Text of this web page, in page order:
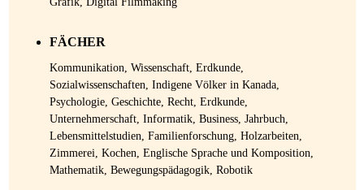
FÄCHER
Kommunikation, Wissenschaft, Erdkunde,
Sozialwissenschaften, Indigene Völker in Kanada,
Psychologie, Geschichte, Recht, Erdkunde,
Unternehmerschaft, Informatik, Business, Jahrbuch,
Lebensmittelstudien, Familienforschung, Holzarbeiten,
Zimmerei, Kochen, Englische Sprache und Komposition,
Mathematik, Bewegungspädagogik, Robotik